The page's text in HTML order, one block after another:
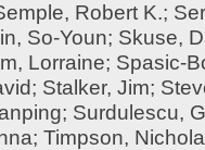
Robert K.;
So-Youn; Skuse,
Lorraine; Spasic-
; Stalker, Jim;
; Surdulescu,
; Timpson,